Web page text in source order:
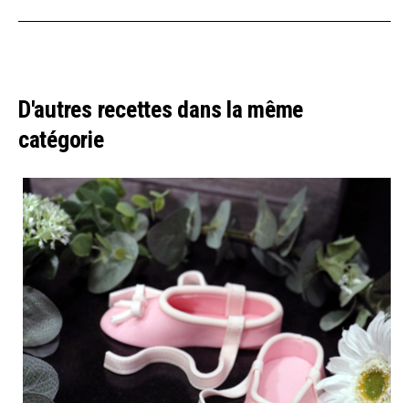
D'autres recettes dans la même
catégorie